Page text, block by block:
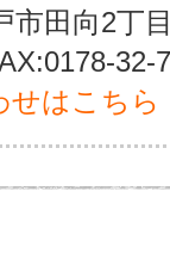
市田向2丁
32-
せはこちら